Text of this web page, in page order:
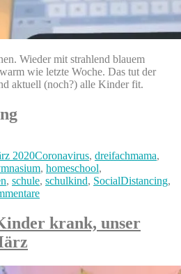
Wieder mit strahlend blauem
wie letzte Woche. Das tut der
aktuell (noch?) alle Kinder fit.
2020Kategorien
Coronavirus, dreifachmama,
, homeschool,
, schule, schulkind, SocialDistancing,
zu
Schule
mit
der
krank, unser